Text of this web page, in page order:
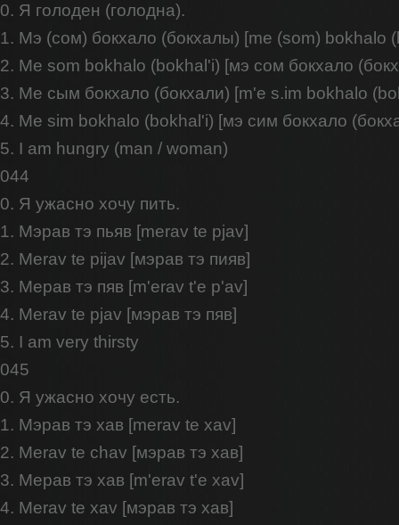
0. Я голоден (голодна).
1. Мэ (сом) бокхало (бокхалы) [me (som) bokhalo
2. Me som bokhalo (bokhal'i) [мэ сом бокхало
3. Ме сым бокхало (бокхали) [m'e s.im bokhalo
4. Me sim bokhalo (bokhal'i) [мэ сим бокхало
5. I am hungry (man / woman)
044
0. Я ужасно хочу пить.
1. Мэрав тэ пьяв [merav te pjav]
2. Merav te pijav [мэрав тэ пияв]
3. Мерав тэ пяв [m'erav t'e p'av]
4. Merav te pjav [мэрав тэ пяв]
5. I am very thirsty
045
0. Я ужасно хочу есть.
1. Мэрав тэ хав [merav te xav]
2. Merav te chav [мэрав тэ хав]
3. Мерав тэ хав [m'erav t'e xav]
4. Merav te xav [мэрав тэ хав]